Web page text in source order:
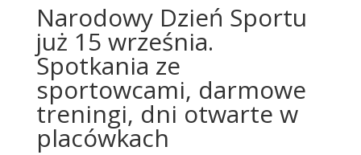
Narodowy Dzień Sportu
już 15 września.
Spotkania ze
sportowcami, darmowe
treningi, dni otwarte w
placówkach